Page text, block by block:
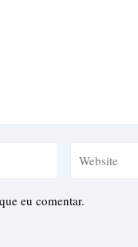
eu comentar.